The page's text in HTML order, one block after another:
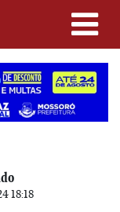
18:18